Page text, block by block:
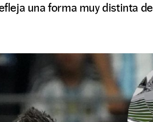
una forma muy distinta de